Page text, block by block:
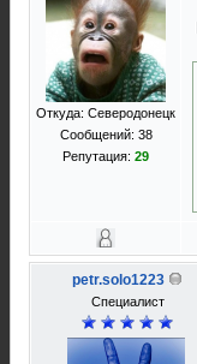
Откуда: Северодонецк
Сообщений: 38
Репутация: 29
petr.solo1223
Специалист